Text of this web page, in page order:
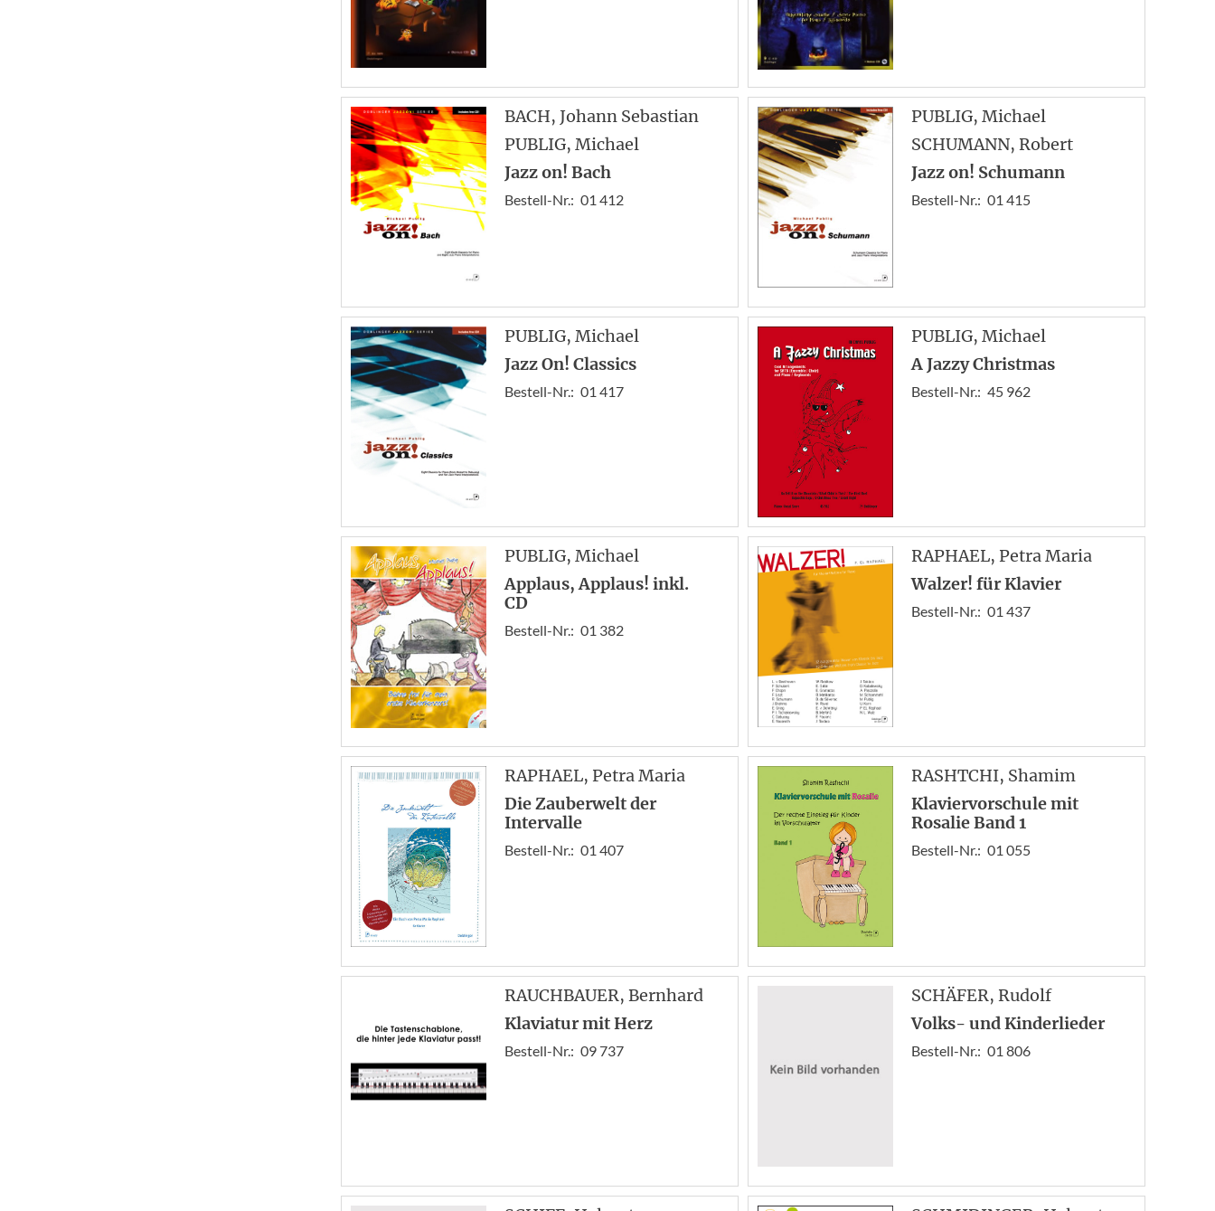
BACH, Johann Sebastian
PUBLIG, Michael
Jazz on! Bach
Bestell-Nr.: 01 412
PUBLIG, Michael
SCHUMANN, Robert
Jazz on! Schumann
Bestell-Nr.: 01 415
PUBLIG, Michael
Jazz On! Classics
Bestell-Nr.: 01 417
PUBLIG, Michael
A Jazzy Christmas
Bestell-Nr.: 45 962
PUBLIG, Michael
Applaus, Applaus! inkl.
CD
Bestell-Nr.: 01 382
RAPHAEL, Petra Maria
Walzer! für Klavier
Bestell-Nr.: 01 437
RAPHAEL, Petra Maria
Die Zauberwelt der
Intervalle
Bestell-Nr.: 01 407
RASHTCHI, Shamim
Klaviervorschule mit
Rosalie Band 1
Bestell-Nr.: 01 055
RAUCHBAUER, Bernhard
Klaviatur mit Herz
Bestell-Nr.: 09 737
SCHÄFER, Rudolf
Volks- und Kinderlieder
Bestell-Nr.: 01 806